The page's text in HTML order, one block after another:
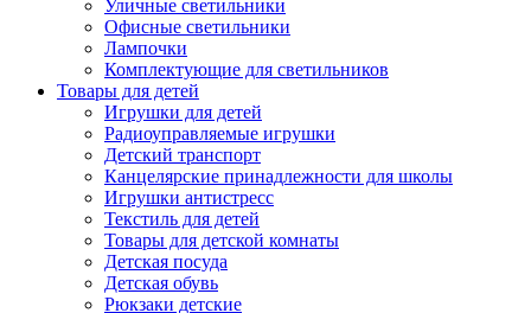
Уличные светильники
Офисные светильники
Лампочки
Комплектующие для светильников
Товары для детей
Игрушки для детей
Радиоуправляемые игрушки
Детский транспорт
Канцелярские принадлежности для школы
Игрушки антистресс
Текстиль для детей
Товары для детской комнаты
Детская посуда
Детская обувь
Рюкзаки детские